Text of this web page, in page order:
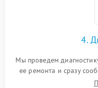
4.
Мы проведем
ее ремонта и сразу